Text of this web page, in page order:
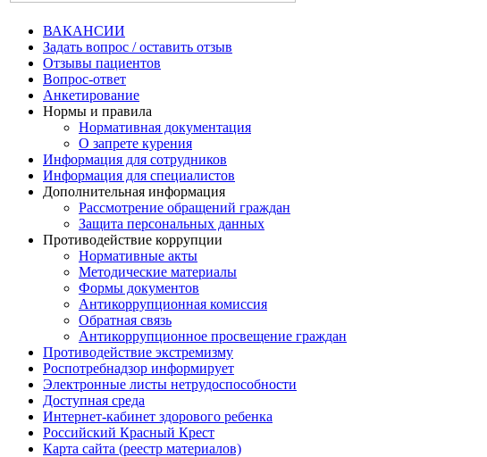
ВАКАНСИИ
Задать вопрос / оставить отзыв
Отзывы пациентов
Вопрос-ответ
Анкетирование
Нормы и правила
Нормативная документация
О запрете курения
Информация для сотрудников
Информация для специалистов
Дополнительная информация
Рассмотрение обращений граждан
Защита персональных данных
Противодействие коррупции
Нормативные акты
Методические материалы
Формы документов
Антикоррупционная комиссия
Обратная связь
Антикоррупционное просвещение граждан
Противодействие экстремизму
Роспотребнадзор информирует
Электронные листы нетрудоспособности
Доступная среда
Интернет-кабинет здорового ребенка
Российский Красный Крест
Карта сайта (реестр материалов)